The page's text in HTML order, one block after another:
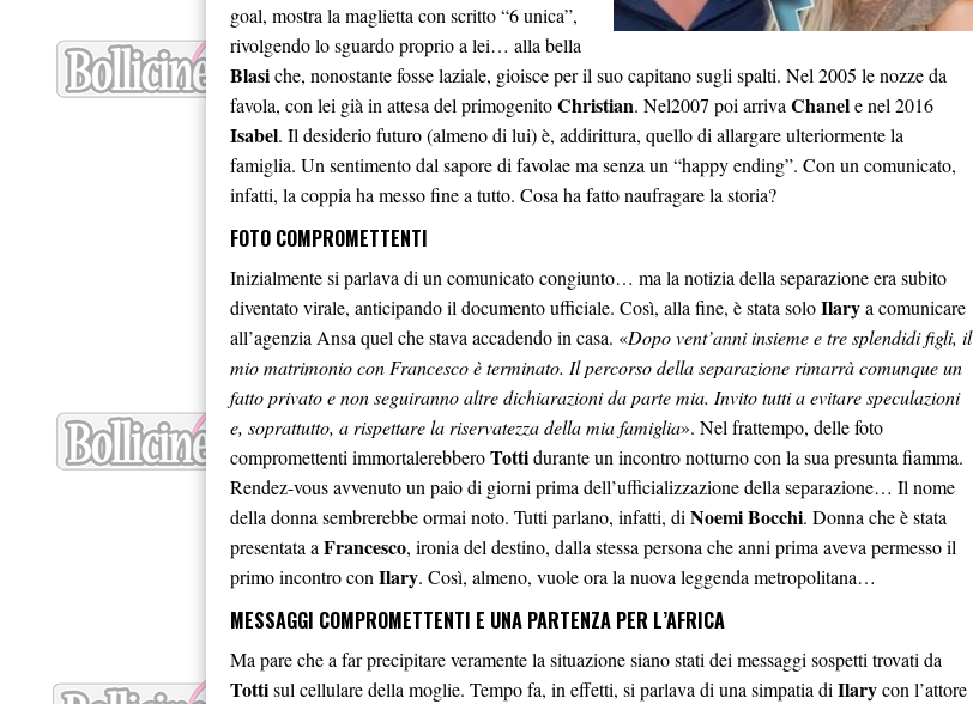
goal, mostra la maglietta con scritto “6 unica”,
rivolgendo lo sguardo proprio a lei… alla bella
Blasiche, nonostante fosse laziale, gioisce per il suo capitano sugli spalti. Nel 2005 le nozze da
favola, con lei già in attesa del primogenitoChristian. Nel2007 poi arriva Chanele nel 2016
Isabel. Il desiderio futuro (almeno di lui) è, addirittura, quello di allargare ulteriormente la
famiglia. Un sentimento dal sapore di favolae ma senza un “happy ending”. Con un comunicato,
infatti, la coppia ha messo fine a tutto. Cosa ha fatto naufragare la storia?
FOTO COMPROMETTENTI
Inizialmente si parlava di un comunicato congiunto… ma la notizia della separazione era subito
diventato virale, anticipando il documento ufficiale. Così, alla fine, è stata soloIlarya comunicare
all’agenzia Ansa quel che stava accadendo in casa. «Dopo vent’anni insieme e tre splendidi figli, il
mio matrimonio con Francesco è terminato. Il percorso della separazione rimarrà comunque un
fatto privato e non seguiranno altre dichiarazioni da parte mia. Invito tutti a evitare speculazioni
e, soprattutto, a rispettare la riservatezza della mia famiglia». Nel frattempo, delle foto
compromettenti immortalerebberoTottidurante un incontro notturno con la sua presunta fiamma.
Rendez-vous avvenuto un paio di giorni prima dell’ufficializzazione della separazione… Il nome
della donna sembrerebbe ormai noto. Tutti parlano, infatti, di Noemi Bocchi. Donna che è stata
presentata a Francesco, ironia del destino, dalla stessa persona che anni prima aveva permesso il
primo incontro con Ilary. Così, almeno, vuole ora la nuova leggenda metropolitana…
MESSAGGI COMPROMETTENTI E UNA PARTENZA PER L’AFRICA
Ma pare che a far precipitare veramente la situazione siano stati dei messaggi sospetti trovati da
Tottisul cellulare della moglie. Tempo fa, in effetti, si parlava di una simpatia di Ilarycon l’attore